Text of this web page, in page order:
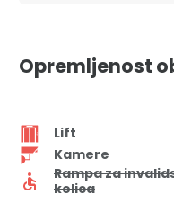
Opremljenost
Lift
Kamere
Rampa za
kolica